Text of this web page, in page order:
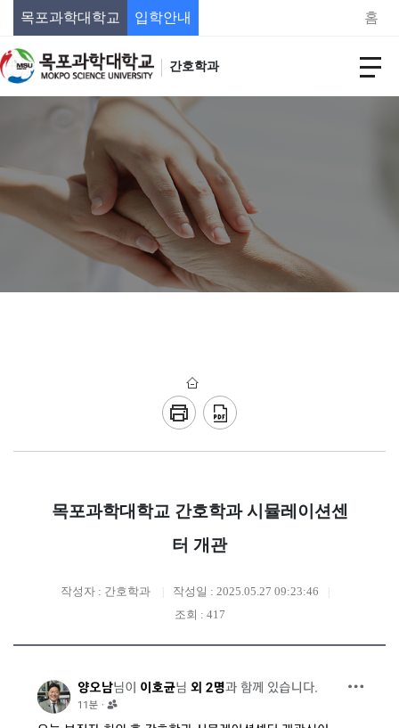
목포과학대학교 입학안내 홈
간호학과
목포과학대학교 간호학과 시뮬레이션센
터 개관
작성자 : 간호학과
작성일 : 2025.05.27 09:23:46
조회 : 417